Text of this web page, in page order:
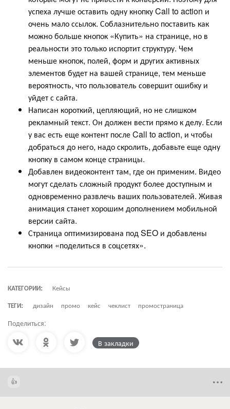
успеха лучше оставить одну кнопку Call to action и
очень мало ссылок. Соблазнительно поставить как
можно больше кнопок «Купить» на странице, но в
реальности это только испортит структуру. Чем
меньше кнопок, полей, форм и других активных
элементов будет на вашей странице, тем меньше
вероятность, что пользователь совершит ошибку и
уйдет с сайта.
Написан короткий, цепляющий, но не слишком
рекламный текст. Он должен вести прямо к делу. Если
у вас есть еще контент после Call to action, и чтобы
добраться до него, надо скролить, добавьте еще одну
кнопку в самом конце страницы.
Добавлен видеоконтент там, где он применим. Видео
могут сделать сложный продукт более доступным и
одновременно развлечь ваших пользователей. Живая
анимация станет хорошим дополнением мобильной
версии сайта.
Страница оптимизирована под SEO и добавлены
кнопки «поделиться в соцсетях».
КАТЕГОРИИ:
Кейсы
ТЕГИ:
дизайн промо кейс чеклист промостраница
Поделиться:
В закладки